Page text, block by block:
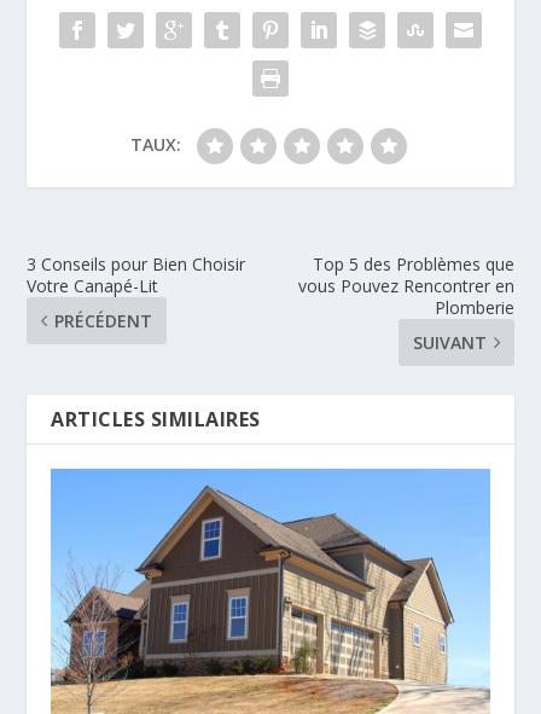
TAUX:
3 Conseils pour Bien Choisir
Votre Canapé-Lit
PRÉCÉDENT
Top 5 des Problèmes que
vous Pouvez Rencontrer en
Plomberie
SUIVANT
ARTICLES SIMILAIRES